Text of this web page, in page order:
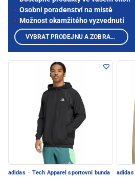
adidas · Tech Apparel sportovní bunda
adidas
Osobní poradenství na místě
Možnost okamžitého vyzvednutí
VYBRAT PRODEJNU A ZOBRAZIT PRODUKTY